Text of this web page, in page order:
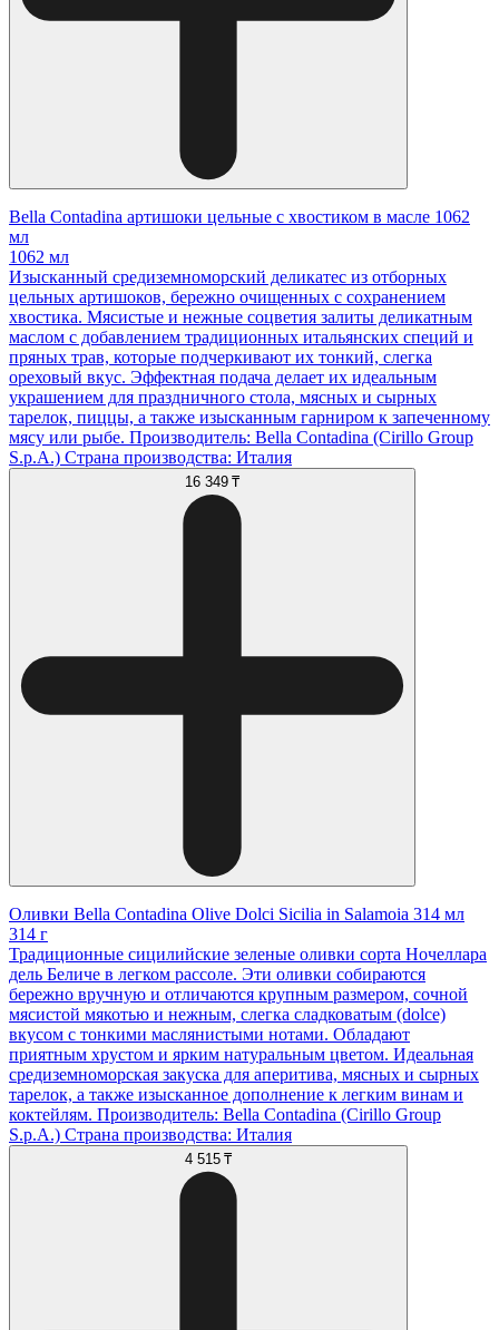
Bella Contadina артишоки цельные с хвостиком в масле 1062
мл
1062 мл
Изысканный средиземноморский деликатес из отборных
цельных артишоков, бережно очищенных с сохранением
хвостика. Мясистые и нежные соцветия залиты деликатным
маслом с добавлением традиционных итальянских специй и
пряных трав, которые подчеркивают их тонкий, слегка
ореховый вкус. Эффектная подача делает их идеальным
украшением для праздничного стола, мясных и сырных
тарелок, пиццы, а также изысканным гарниром к запеченному
мясу или рыбе. Производитель: Bella Contadina (Cirillo Group
S.p.A.) Страна производства: Италия
16 349 ₸
Оливки Bella Contadina Olive Dolci Sicilia in Salamoia 314 мл
314 г
Традиционные сицилийские зеленые оливки сорта Ночеллара
дель Беличе в легком рассоле. Эти оливки собираются
бережно вручную и отличаются крупным размером, сочной
мясистой мякотью и нежным, слегка сладковатым (dolce)
вкусом с тонкими маслянистыми нотами. Обладают
приятным хрустом и ярким натуральным цветом. Идеальная
средиземноморская закуска для аперитива, мясных и сырных
тарелок, а также изысканное дополнение к легким винам и
коктейлям. Производитель: Bella Contadina (Cirillo Group
S.p.A.) Страна производства: Италия
4 515 ₸